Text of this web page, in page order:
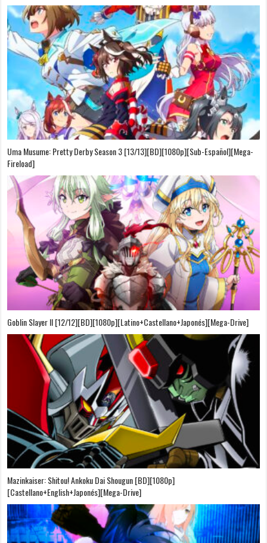
Uma Musume: Pretty Derby Season 3 [13/13][BD][1080p][Sub-Español][Mega-
Fireload]
Goblin Slayer II [12/12][BD][1080p][Latino+Castellano+Japonés][Mega-Drive]
Mazinkaiser: Shitou! Ankoku Dai Shougun [BD][1080p]
[Castellano+English+Japonés][Mega-Drive]